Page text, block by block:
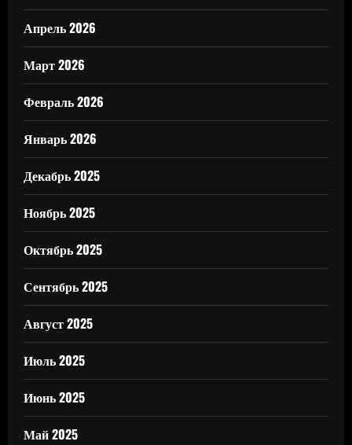
Апрель 2026
Март 2026
Февраль 2026
Январь 2026
Декабрь 2025
Ноябрь 2025
Октябрь 2025
Сентябрь 2025
Август 2025
Июль 2025
Июнь 2025
Май 2025